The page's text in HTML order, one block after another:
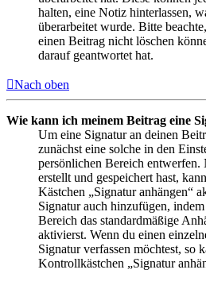
halten, eine Notiz hinterlassen,
überarbeitet wurde. Bitte
einen Beitrag nicht löschen
darauf geantwortet hat.
Nach oben
Wie kann ich meinem Beitrag eine
Um eine Signatur an deinen
zunächst eine solche in den
persönlichen Bereich entwerfen.
erstellt und gespeichert hast,
Kästchen „Signatur anhängen“
Signatur auch hinzufügen,
Bereich das standardmäßige
aktivierst. Wenn du einen
Signatur verfassen möchtest, so
Kontrollkästchen „Signatur